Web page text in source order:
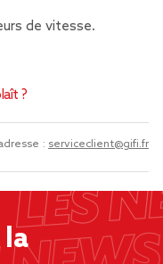
de vitesse.
?
: serviceclient@gifi.fr